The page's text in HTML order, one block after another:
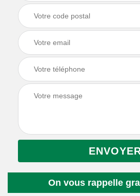
On vous rappelle